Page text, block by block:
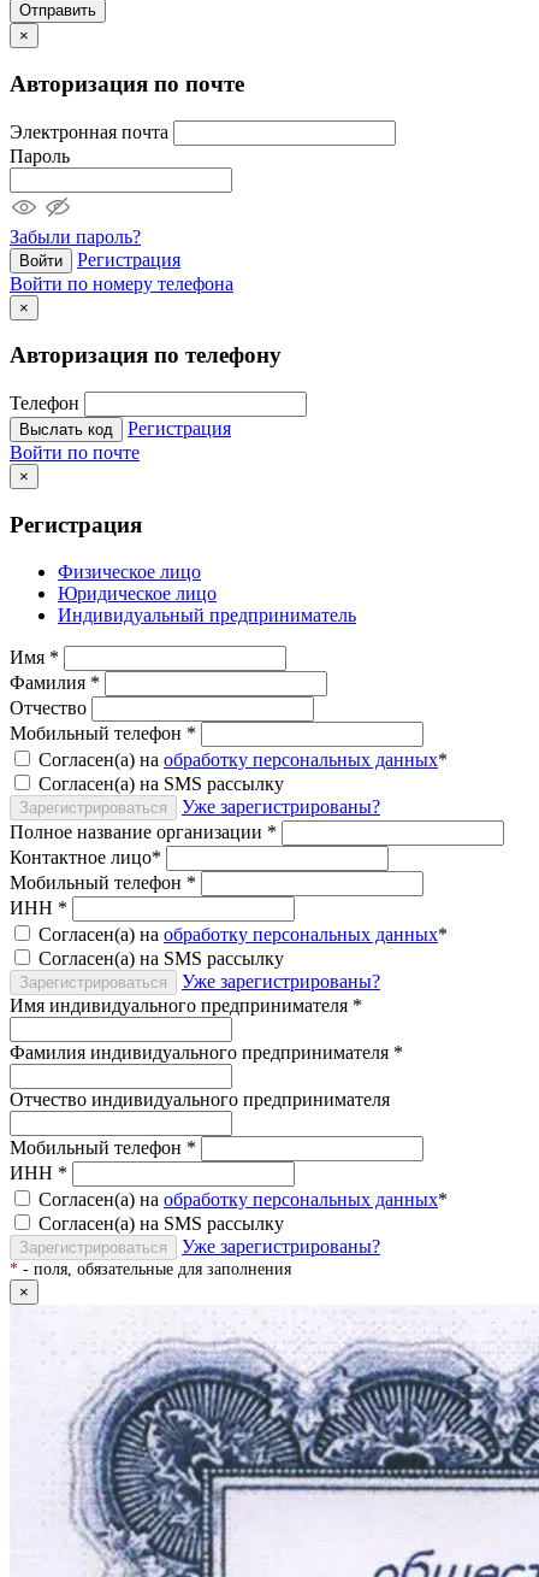
Отправить
×
Авторизация по почте
Электронная почта
Пароль
Забыли пароль?
Войти
Регистрация
Войти по номеру телефона
×
Авторизация по телефону
Телефон
Выслать код
Регистрация
Войти по почте
×
Регистрация
Физическое лицо
Юридическое лицо
Индивидуальный предприниматель
Имя *
Фамилия *
Отчество
Мобильный телефон *
Согласен(а) на обработку персональных данных*
Согласен(а) на SMS рассылку
Зарегистрироваться
Уже зарегистрированы?
Полное название организации *
Контактное лицо*
Мобильный телефон *
ИНН *
Согласен(а) на обработку персональных данных*
Согласен(а) на SMS рассылку
Зарегистрироваться
Уже зарегистрированы?
Имя индивидуального предпринимателя *
Фамилия индивидуального предпринимателя *
Отчество индивидуального предпринимателя
Мобильный телефон *
ИНН *
Согласен(а) на обработку персональных данных*
Согласен(а) на SMS рассылку
Зарегистрироваться Уже зарегистрированы?
* - поля, обязательные для заполнения
×